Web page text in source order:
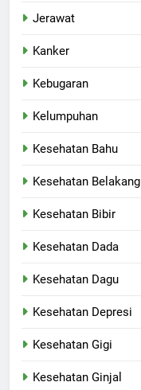
Jerawat
Kanker
Kebugaran
Kelumpuhan
Kesehatan Bahu
Kesehatan Belakang
Kesehatan Bibir
Kesehatan Dada
Kesehatan Dagu
Kesehatan Depresi
Kesehatan Gigi
Kesehatan Ginjal